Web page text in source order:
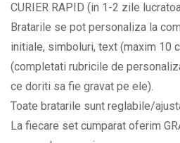
BPC229
quantity
CURIER RAPID (in 1-2 zile
Bratarile se pot personaliza la
initiale, simboluri, text (maxim 10
(completati rubricile de
ce doriti sa fie gravat pe ele).
Toate bratarile sunt reglabile/
La fiecare set cumparat oferim